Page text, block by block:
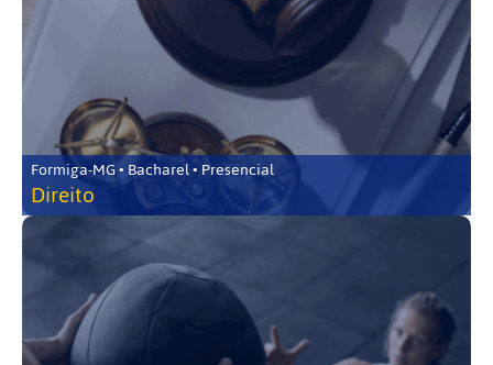
Formiga-MG • Bacharel • Presencial
Direito